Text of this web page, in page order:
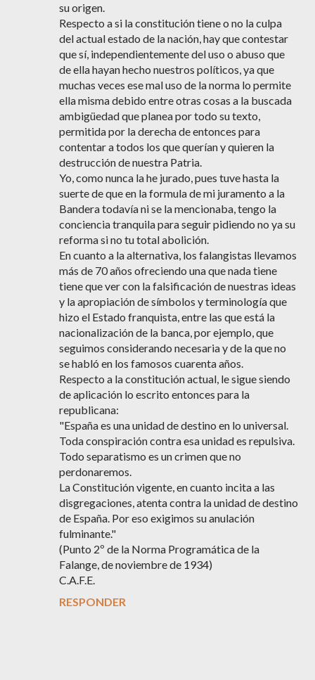
su origen.
Respecto a si la constitución tiene o no la culpa
del actual estado de la nación, hay que contestar
que sí, independientemente del uso o abuso que
de ella hayan hecho nuestros políticos, ya que
muchas veces ese mal uso de la norma lo permite
ella misma debido entre otras cosas a la buscada
ambigüedad que planea por todo su texto,
permitida por la derecha de entonces para
contentar a todos los que querían y quieren la
destrucción de nuestra Patria.
Yo, como nunca la he jurado, pues tuve hasta la
suerte de que en la formula de mi juramento a la
Bandera todavía ni se la mencionaba, tengo la
conciencia tranquila para seguir pidiendo no ya su
reforma si no tu total abolición.
En cuanto a la alternativa, los falangistas llevamos
más de 70 años ofreciendo una que nada tiene
tiene que ver con la falsificación de nuestras ideas
y la apropiación de símbolos y terminología que
hizo el Estado franquista, entre las que está la
nacionalización de la banca, por ejemplo, que
seguimos considerando necesaria y de la que no
se habló en los famosos cuarenta años.
Respecto a la constitución actual, le sigue siendo
de aplicación lo escrito entonces para la
republicana:
"España es una unidad de destino en lo universal.
Toda conspiración contra esa unidad es repulsiva.
Todo separatismo es un crimen que no
perdonaremos.
La Constitución vigente, en cuanto incita a las
disgregaciones, atenta contra la unidad de destino
de España. Por eso exigimos su anulación
fulminante."
(Punto 2º de la Norma Programática de la
Falange, de noviembre de 1934)
C.A.F.E.
RESPONDER